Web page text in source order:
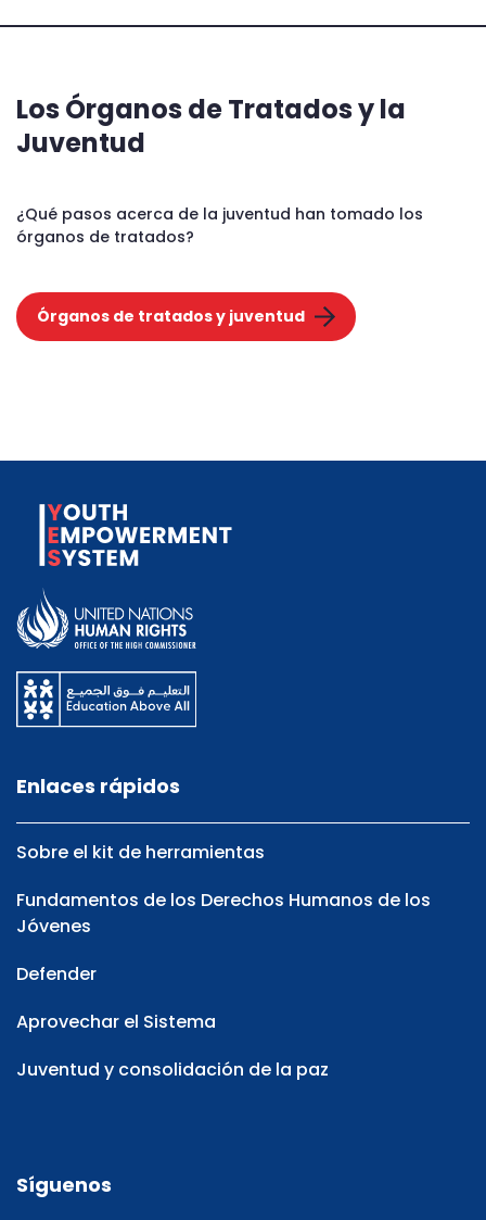
Los Órganos de Tratados y la
Juventud
¿Qué pasos acerca de la juventud han tomado los
órganos de tratados?
Órganos de tratados y juventud
Enlaces rápidos
Sobre el kit de herramientas
Fundamentos de los Derechos Humanos de los
Jóvenes
Defender
Aprovechar el Sistema
Juventud y consolidación de la paz
Síguenos